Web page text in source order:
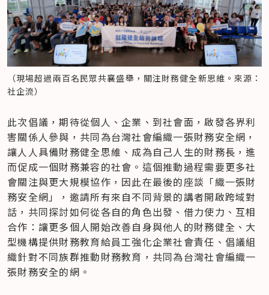
（現場超過兩百名民眾共襄盛舉，關注財務健全新思維。來源：
社企流）
此次倡議，期待從個人、企業、到社會面，啟發各界利
害關係人參與，共同為台灣社會編織一張財務安全網，
讓人人具備財務健全思維、成為自己人生的財務長，進
而促成一個財務兼容的社會。這個推動過程需要更多社
會關注與更大規模協作，因此在最後的座談「織一張財
務安全網」，邀請所有來自不同背景的講者開啟跨域對
話，共同探討如何從各自的角色出發、借力使力、互相
合作：讓更多個人開始改善自身與他人的財務健全、大
型機構提供財務教育給員工強化企業社會責任、倡議組
織針對不同族群推動財務教育，共同為台灣社會編織一
張財務安全的網。